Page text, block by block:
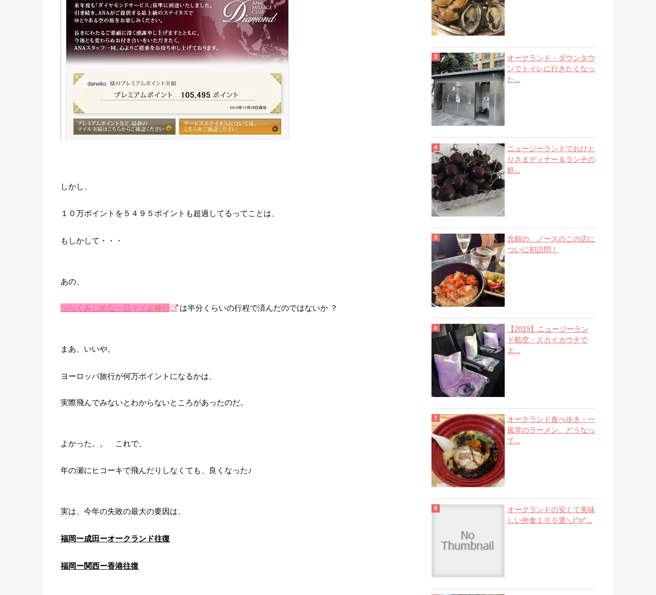
しかし、
１０万ポイントを５４９５ポイントも超過してるってことは、
もしかして・・・
あの、
つらくみじめな一日マイル修行 は半分くらいの行程で済んだのではないか ？
まあ、いいや。
ヨーロッパ旅行が何万ポイントになるかは、
実際飛んでみないとわからないところがあったのだ。
よかった。。 これで、
年の瀬にヒコーキで飛んだりしなくても、良くなった♪
実は、今年の失敗の最大の要因は、
福岡ー成田ーオークランド往復
福岡ー関西ー香港往復
オークランド・ダウンタウ
ンでトイレに行きたくなっ
た...
ニュージーランドでおひと
りさまディナー＆ランチの
処...
念願の、ノースのこの店に
ついに初訪問！
【2019】ニュージーラン
ド航空・スカイカウチで
エ...
オークランド食べ歩き・一
風堂のラーメン、どうなっ
て...
オークランドの安くて美味
しい外食１００選＼(^o^...